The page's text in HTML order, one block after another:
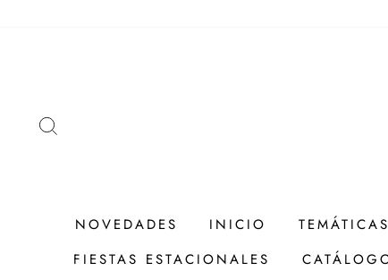
NOVEDADES INICIO TEMÁTICAS
FIESTAS ESTACIONALES